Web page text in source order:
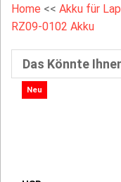
Home << Akku für
RZ09-0102 Akku
Das Könnte
Neu